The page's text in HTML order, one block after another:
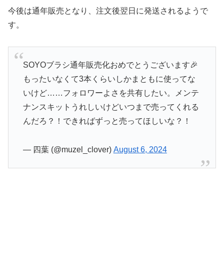
今後は通年販売となり、注文後翌日に発送されるようで
す。
SOYOブラシ通年販売化おめでとうございます🎉
もったいなくて3本くらいしかまともに使ってな
いけど……フォロワーよさを共有したい。メンテ
ナンスキットうれしいけどいつまで売ってくれる
んだろ？！できればずっと売ってほしいな？！
— 四葉 (@muzel_clover) August 6, 2024